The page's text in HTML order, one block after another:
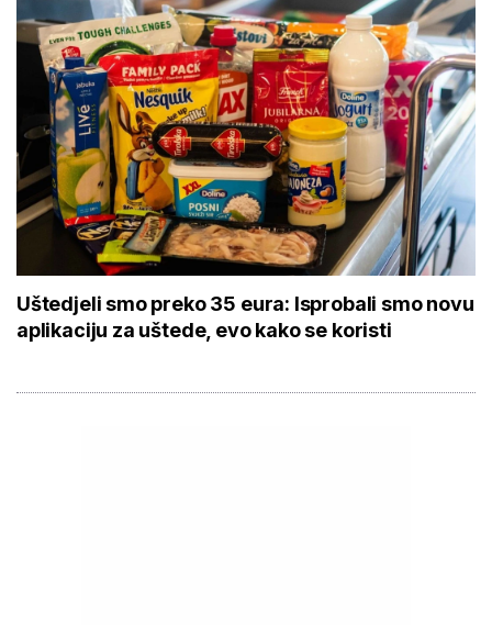
Uštedjeli smo preko 35 eura: Isprobali smo novu
aplikaciju za uštede, evo kako se koristi